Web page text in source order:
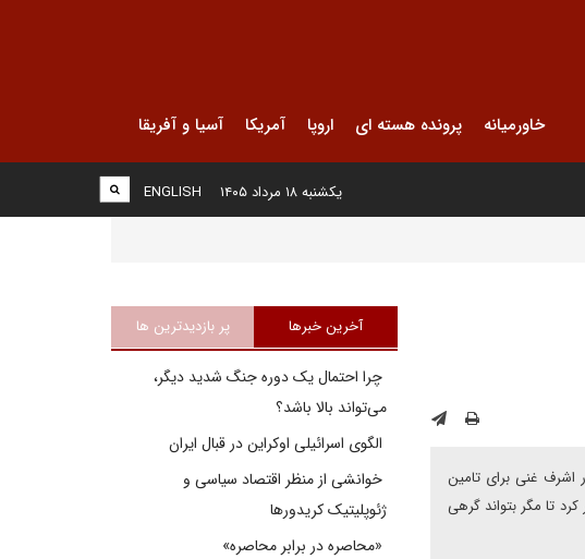
خاورمیانه پرونده هسته ای اروپا آمریکا آسیا و آفریقا
ENGLISH یکشنبه ۱۸ مرداد ۱۴۰۵
آمدن حکومت وحدت ملی در اواخر سپتامبر ۲۰۱۴، رییس جمهور اشرف غنی برای تامین
تا مگر بتواند گرهی
آخرین خبرها پر بازدیدترین ها
چرا احتمال یک دوره جنگ شدید دیگر،
می‌تواند بالا باشد؟
الگوی اسرائیلی اوکراین در قبال ایران
خوانشی از منظر اقتصاد سیاسی و
ژئوپلیتیک کریدورها
«محاصره در برابر محاصره»